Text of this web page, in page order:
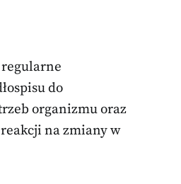
do
organizmu oraz
na zmiany w